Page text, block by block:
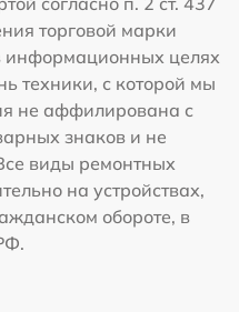
торговой марки
информационных целях
техники, с которой мы
не аффилирована с
знаков и не
виды ремонтных
на устройствах,
обороте, в